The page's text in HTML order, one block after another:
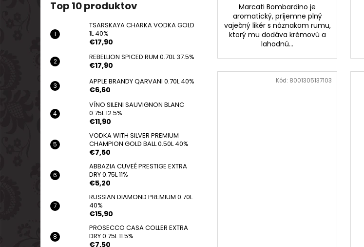
Top 10 produktov
TSARSKAYA CHARKA VODKA GOLD
1L 40%
€17,90
REBELLION SPICED RUM 0.70L 37.5%
€17,90
APPLE BRANDY QARVANI 0.70L 40%
€6,60
VÍNO SILENI SAUVIGNON BLANC
0.75L 12.5%
€11,90
VODKA WITH SILVER PREMIUM
CHAMPION GOLD BALL 0.50L 40%
€7,50
ABBAZIA CUVEÉ PRESTIGE EXTRA
DRY 0.75L 11%
€5,20
RUSSIAN DIAMOND PREMIUM 0.70L
40%
€15,90
PROSECCO CASA COLLER EXTRA
DRY 0.75L 11.5%
€7,50
Marcati Bombardino je
aromatický, príjemne plný
vaječný likér s náznakom rumu,
ktorý mu dodáva krémovú a
lahodnú...
Kód: 8001305137103